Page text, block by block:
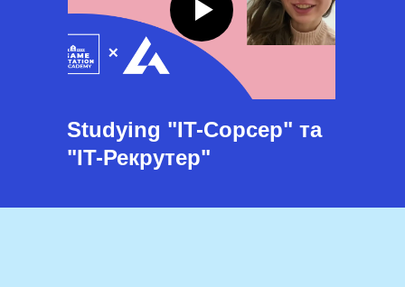
Studying "IT-Сорсер" та
"IT-Рекрутер"